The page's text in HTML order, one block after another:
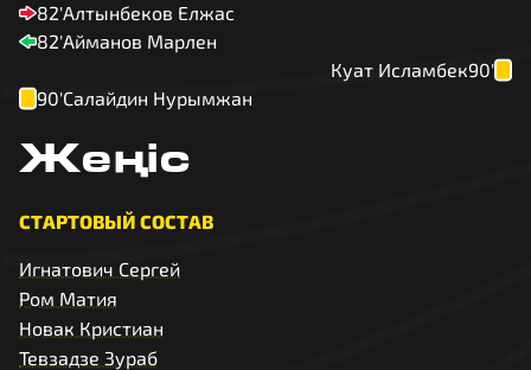
82'Алтынбеков Елжас
82'Айманов Марлен
90'
Куат Исламбек
90'Салайдин Нурымжан
Жеңіс
СТАРТОВЫЙ СОСТАВ
Игнатович Сергей
Ром Матия
Новак Кристиан
Тевзадзе Зураб